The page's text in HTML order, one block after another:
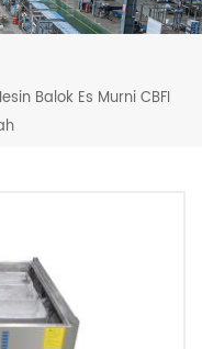
Balok Es Murni CBFI